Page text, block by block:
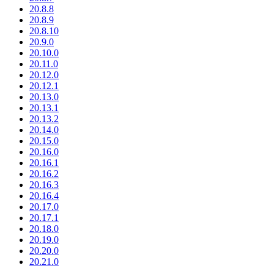
20.8.8
20.8.9
20.8.10
20.9.0
20.10.0
20.11.0
20.12.0
20.12.1
20.13.0
20.13.1
20.13.2
20.14.0
20.15.0
20.16.0
20.16.1
20.16.2
20.16.3
20.16.4
20.17.0
20.17.1
20.18.0
20.19.0
20.20.0
20.21.0